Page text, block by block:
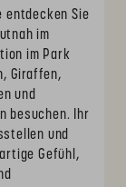
entdecken Sie
im
im Park
Giraffen,
und
besuchen. Ihr
und
Gefühl,